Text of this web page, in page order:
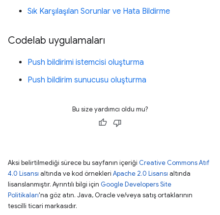
Sık Karşılaşılan Sorunlar ve Hata Bildirme
Codelab uygulamaları
Push bildirimi istemcisi oluşturma
Push bildirim sunucusu oluşturma
Bu size yardımcı oldu mu?
Aksi belirtilmediği sürece bu sayfanın içeriği Creative Commons Atıf
4.0 Lisansı altında ve kod örnekleri Apache 2.0 Lisansı altında
lisanslanmıştır. Ayrıntılı bilgi için Google Developers Site
Politikaları'na göz atın. Java, Oracle ve/veya satış ortaklarının
tescilli ticari markasıdır.